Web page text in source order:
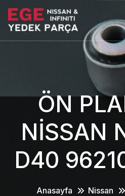
ÖN
NİSSAN
D40
Anasayfa Nissan